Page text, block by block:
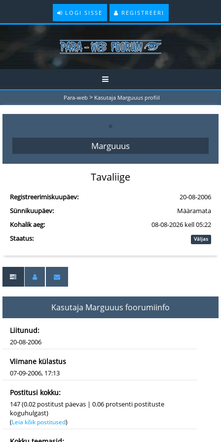
LOGI SISSE REGISTREERI
Para-web > Kasutaja Marguuus profiil
Marguuus
Tavaliige
Registreerimiskuupäev:
20-08-2006
Sünnikuupäev:
Määramata
Kohalik aeg:
08-08-2026 kell 05:22
Staatus:
Väljas
Kasutaja Marguuus foorumiinfo
Liitunud:
20-08-2006
Viimane külastus
07-09-2006, 17:13
Postitusi kokku:
147 (0.02 postitust päevas | 0.06 protsenti postituste
koguhulgast)
(Leia kõik postitused)